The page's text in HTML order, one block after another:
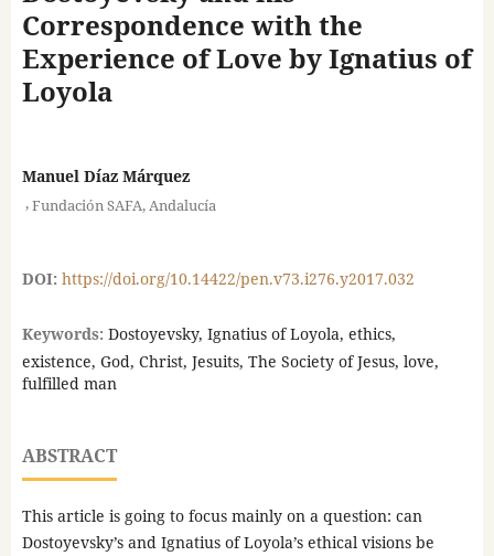
Correspondence with the
Experience of Love by Ignatius of
Loyola
Manuel Díaz Márquez
,Fundación SAFA, Andalucía
DOI: https://doi.org/10.14422/pen.v73.i276.y2017.032
Keywords: Dostoyevsky, Ignatius of Loyola, ethics,
existence, God, Christ, Jesuits, The Society of Jesus, love,
fulfilled man
ABSTRACT
This article is going to focus mainly on a question: can
Dostoyevsky’s and Ignatius of Loyola’s ethical visions be